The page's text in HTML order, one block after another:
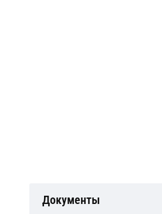
Документы